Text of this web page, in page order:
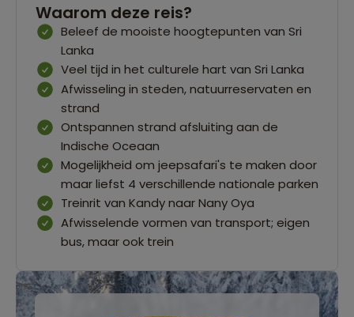
Waarom deze reis?
Beleef de mooiste hoogtepunten van Sri
Lanka
Veel tijd in het culturele hart van Sri Lanka
Afwisseling in steden, natuurreservaten en
strand
Ontspannen strand afsluiting aan de
Indische Oceaan
Mogelijkheid om jeepsafari's te maken door
maar liefst 4 verschillende nationale parken
Treinrit van Kandy naar Nany Oya
Afwisselende vormen van transport; eigen
bus, maar ook trein